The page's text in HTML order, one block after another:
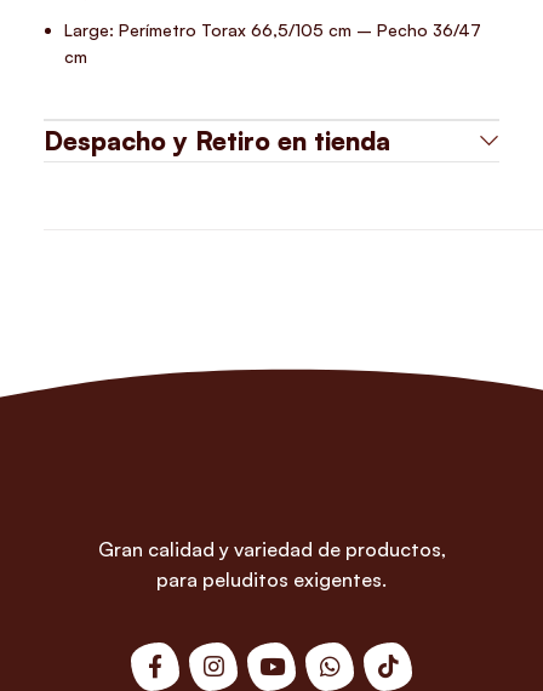
Large: Perímetro Torax 66,5/105 cm – Pecho 36/47
cm
Despacho y Retiro en tienda
Gran calidad y variedad de productos,
para peluditos exigentes.